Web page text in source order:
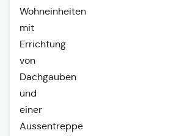
Wohneinheiten
mit
Errichtung
von
Dachgauben
und
einer
Aussentreppe